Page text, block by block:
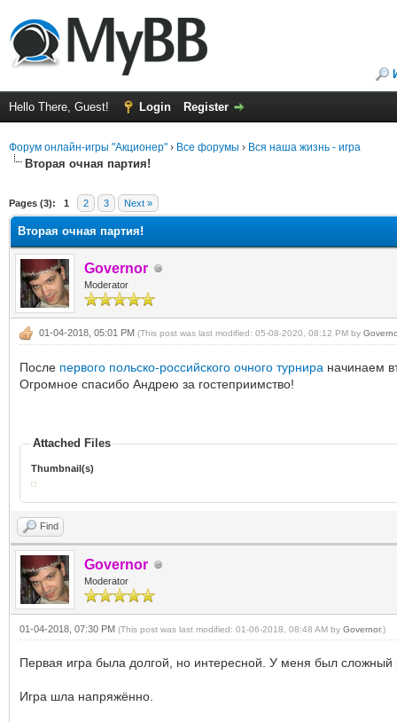
Hello There, Guest! Login Register
Форум онлайн-игры "Акционер" › Все форумы › Вся наша жизнь - игра
Вторая очная партия!
Pages (3): 1 2 3 Next »
Вторая очная партия!
Governor
Moderator
01-04-2018, 05:01 PM (This post was last modified: 05-08-2020, 08:12 PM by
После первого польско-российского очного турнира начинаем
Огромное спасибо Андрею за гостеприимство!
Attached Files
Thumbnail(s)
Find
Governor
Moderator
01-04-2018, 07:30 PM (This post was last modified: 01-06-2018, 08:48 AM by Governor.)
Первая игра была долгой, но интересной. У меня был сложный
Игра шла напряжённо.